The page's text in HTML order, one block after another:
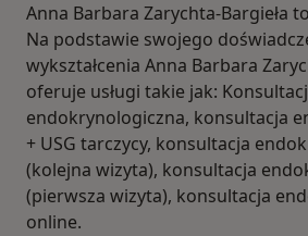
Anna Barbara Zarychta-Bargieła
Na podstawie swojego
wykształcenia Anna Barbara
oferuje usługi takie jak:
endokrynologiczna, konsultacja
+ USG tarczycy, konsultacja
(kolejna wizyta), konsultacja
(pierwsza wizyta), konsultacja
online.